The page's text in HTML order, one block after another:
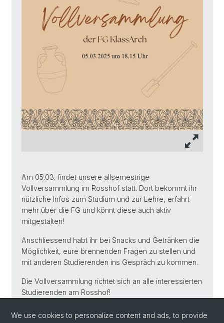
Am 05.03. findet unsere allsemestrige
Vollversammlung im Rosshof statt. Dort bekommt ihr
nützliche Infos zum Studium und zur Lehre, erfahrt
mehr über die FG und könnt diese auch aktiv
mitgestalten!
Anschliessend habt ihr bei Snacks und Getränken die
Möglichkeit, eure brennenden Fragen zu stellen und
mit anderen Studierenden ins Gespräch zu kommen.
Die Vollversammlung richtet sich an alle interessierten
Studierenden am Rosshof!
Weitere Infos folgen während des Semesters per
We use cookies to personalize content and ads, to provide